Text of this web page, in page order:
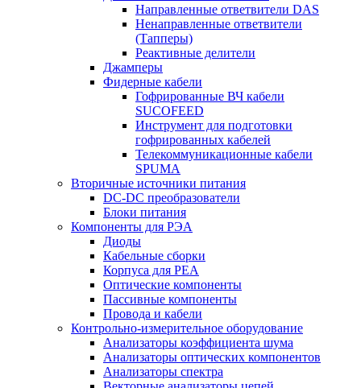
Направленные ответвители DAS
Ненаправленные ответвители
(Тапперы)
Реактивные делители
Джамперы
Фидерные кабели
Гофрированные ВЧ кабели
SUCOFEED
Инструмент для подготовки
гофрированных кабелей
Телекоммуникационные кабели
SPUMA
Вторичные источники питания
DC-DC преобразователи
Блоки питания
Компоненты для РЭА
Диоды
Кабельные сборки
Корпуса для РЕА
Оптические компоненты
Пассивные компоненты
Провода и кабели
Контрольно-измерительное оборудование
Анализаторы коэффициента шума
Анализаторы оптических компонентов
Анализаторы спектра